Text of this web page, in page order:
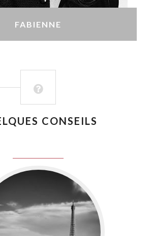
FABIENNE
CONSEILS